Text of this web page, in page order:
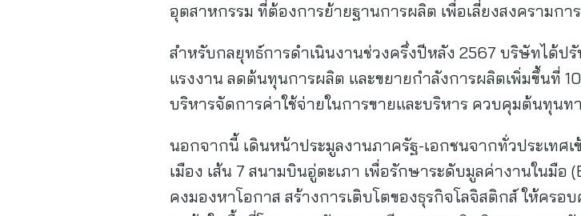
อุตสาหกรรม ที่ต้องการย้ายฐานการผลิต เพื่อเลี่ยงสงครามกา
สำหรับกลยุทธ์การดำเนินงานช่วงครึ่งปีหลัง 2567 บริษัทได้ปรั
แรงงาน ลดต้นทุนการผลิต และขยายกำลังการผลิตเพิ่มขึ้นที่
บริหารจัดการค่าใช้จ่ายในการขายและบริหาร ควบคุมต้นทุนท
นอกจากนี้ เดินหน้าประมูลงานภาครัฐ-เอกชนจากทั่วประเทศ
เมือง เส้น 7 สนามบินอู่ตะเภา เพื่อรักษาระดับมูลค่างานในมือ
คงมองหาโอกาส สร้างการเติบโตของธุรกิจโลจิสติกส์ ให้คร